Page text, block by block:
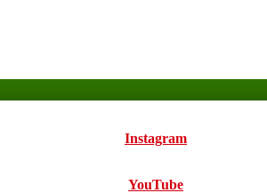
Instagram
YouTube